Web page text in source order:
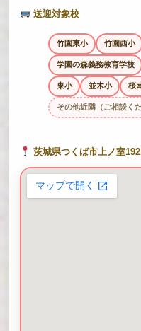
送迎対象校
竹園東小 竹園西小
学園の森義務教育学校
東小 並木小 桜
その他近隣（ご相談くだ
茨城県つくば市上ノ室